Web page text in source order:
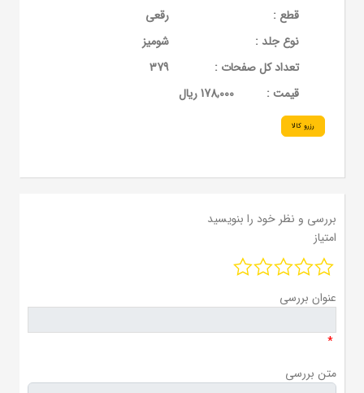
قطع :
رقعی
نوع جلد :
شومیز
تعداد کل صفحات :
379
قيمت :
178,000 ریال
رزرو کالا
بررسی و نظر خود را بنویسید
امتیاز
عنوان بررسی
*
متن بررسی